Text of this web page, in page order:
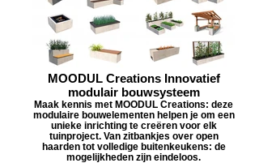
MOODUL Creations Innovatief
modulair bouwsysteem
Maak kennis met MOODUL Creations: deze
modulaire bouwelementen helpen je om een
unieke inrichting te creëren voor elk
tuinproject. Van zitbankjes over open
haarden tot volledige buitenkeukens: de
mogelijkheden zijn eindeloos.